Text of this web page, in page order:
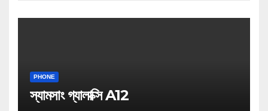
PHONE
স্যামসাং গ্যালাক্সি A12